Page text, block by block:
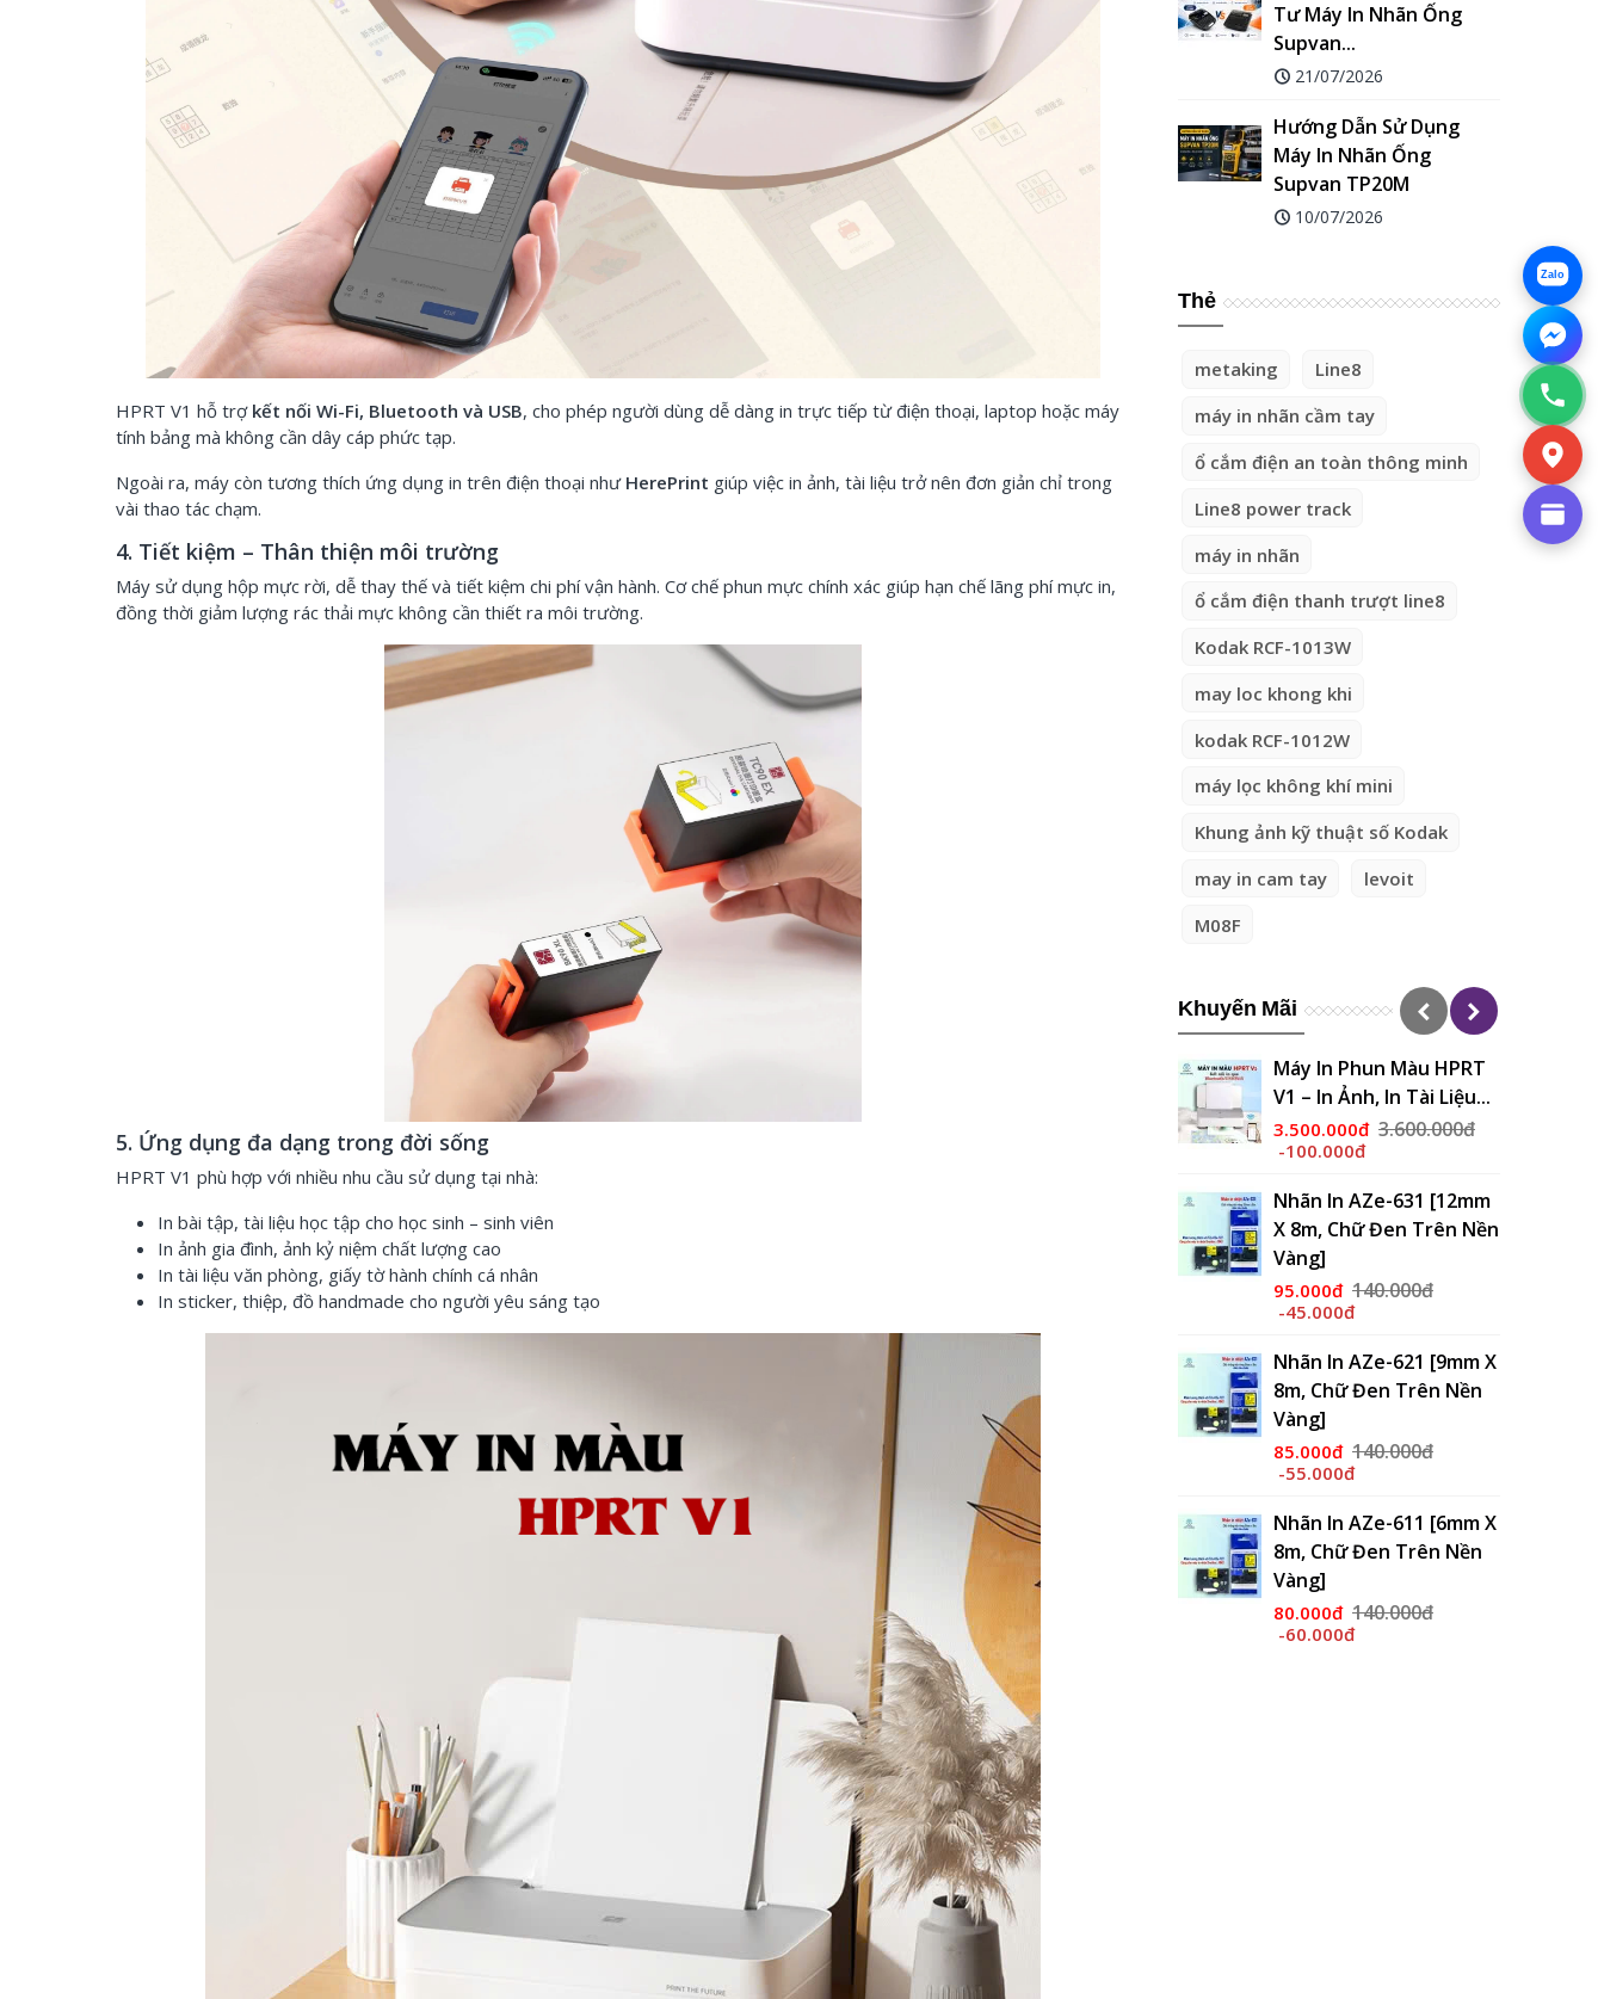
Tư Máy In Nhãn Ống
Supvan...
21/07/2026
Hướng Dẫn Sử Dụng
Máy In Nhãn Ống
Supvan TP20M
10/07/2026
Thẻ
metaking
Line8
máy in nhãn cầm tay
ổ cắm điện an toàn thông minh
Line8 power track
máy in nhãn
ổ cắm điện thanh trượt line8
Kodak RCF-1013W
may loc khong khi
kodak RCF-1012W
máy lọc không khí mini
Khung ảnh kỹ thuật số Kodak
may in cam tay
levoit
M08F
Khuyến Mãi
Máy In Phun Màu HPRT
V1 – In Ảnh, In Tài Liệu...
3.500.000đ 3.600.000đ
-100.000đ
Nhãn In AZe-631 [12mm
X 8m, Chữ Đen Trên Nền
Vàng]
95.000đ 140.000đ
-45.000đ
Nhãn In AZe-621 [9mm X
8m, Chữ Đen Trên Nền
Vàng]
85.000đ 140.000đ
-55.000đ
Nhãn In AZe-611 [6mm X
8m, Chữ Đen Trên Nền
Vàng]
80.000đ 140.000đ
-60.000đ
HPRT V1 hỗ trợ kết nối Wi-Fi, Bluetooth và USB, cho phép người dùng dễ dàng in trực tiếp từ điện thoại, laptop hoặc máy
tính bảng mà không cần dây cáp phức tạp.
Ngoài ra, máy còn tương thích ứng dụng in trên điện thoại như HerePrint giúp việc in ảnh, tài liệu trở nên đơn giản chỉ trong
vài thao tác chạm.
4. Tiết kiệm – Thân thiện môi trường
Máy sử dụng hộp mực rời, dễ thay thế và tiết kiệm chi phí vận hành. Cơ chế phun mực chính xác giúp hạn chế lãng phí mực in,
đồng thời giảm lượng rác thải mực không cần thiết ra môi trường.
5. Ứng dụng đa dạng trong đời sống
HPRT V1 phù hợp với nhiều nhu cầu sử dụng tại nhà:
In bài tập, tài liệu học tập cho học sinh – sinh viên
In ảnh gia đình, ảnh kỷ niệm chất lượng cao
In tài liệu văn phòng, giấy tờ hành chính cá nhân
In sticker, thiệp, đồ handmade cho người yêu sáng tạo
Zalo